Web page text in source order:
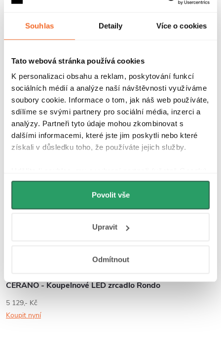
Souhlas Detaily Více o cookies
Tato webová stránka používá cookies
K personalizaci obsahu a reklam, poskytování funkcí
sociálních médií a analýze naší návštěvnosti využíváme
soubory cookie. Informace o tom, jak náš web používáte,
sdílíme se svými partnery pro sociální média, inzerci a
analýzy. Partneři tyto údaje mohou zkombinovat s
dalšími informacemi, které jste jim poskytli nebo které
získali v důsledku toho, že používáte jejich služby.
můžeme používat cookies pro analytiku a
personalizovanou reklamu. Jak Google zpracovává
osobní údaje najdete na stránkách
Povolit vše
Upravit
Odmítnout
Koupit nyní
CERANO - Koupelnové LED zrcadlo Salvo 40x60 cm
2 429,- Kč
Koupit nyní
CERANO - Koupelnové LED zrcadlo Grande 120x70 cm
CERANO - Koupelnové LED zrcadlo Rotondo
CERANO - Koupelnové LED zrcadlo Rondo
5 129,- Kč
Koupit nyní